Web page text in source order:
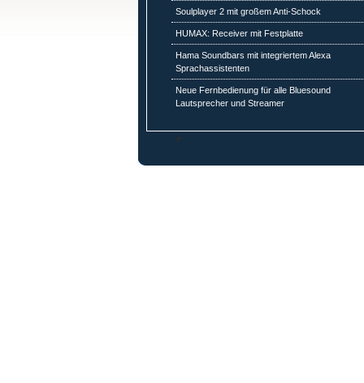
Soulplayer 2 mit großem Anti-Schock
HUMAX: Receiver mit Festplatte
Hama Soundbars mit integriertem Alexa
Sprachassistenten
Neue Fernbedienung für alle Bluesound
Lautsprecher und Streamer